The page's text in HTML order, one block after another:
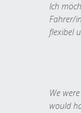
Ich
Fahrer/
flexibel
We
would